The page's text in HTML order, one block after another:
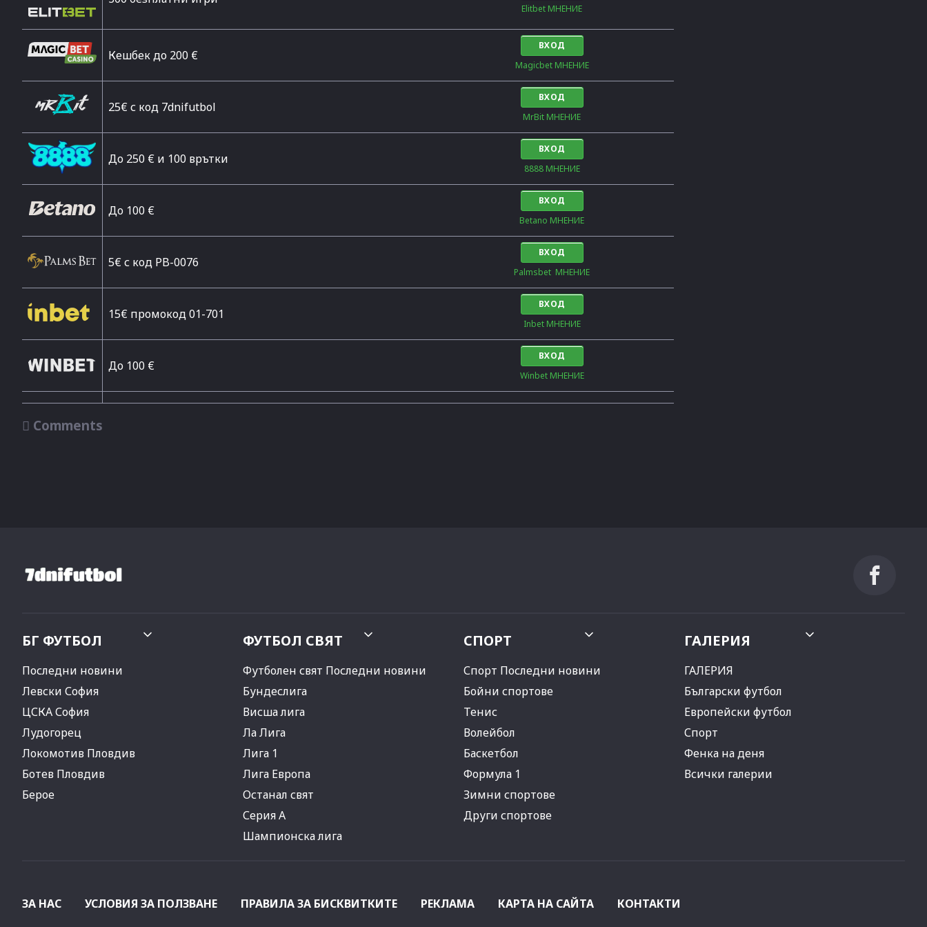
Elitbet МНЕНИЕ
Кешбек до 200 €
ВХОД
Magicbet МНЕНИЕ
25€ с код 7dnifutbol
ВХОД
MrBit МНЕНИЕ
До 250 € и 100 врътки
ВХОД
8888 МНЕНИЕ
Дo 100 €
ВХОД
Betano МНЕНИЕ
5€ с код PB-0076
ВХОД
Palmsbet  МНЕНИЕ
15€ промокод 01-701
ВХОД
Inbet МНЕНИЕ
До 100 €
ВХОД
Winbet МНЕНИЕ
 Comments
БГ ФУТБОЛ
Последни новини
Левски София
ЦСКА София
Лудогорец
Локомотив Пловдив
Ботев Пловдив
Берое
ФУТБОЛ СВЯТ
Футболен свят Последни новини
Бундеслига
Висша лига
Ла Лига
Лига 1
Лига Европа
Останал свят
Серия А
Шампионска лига
СПОРТ
Спорт Последни новини
Бойни спортове
Тенис
Волейбол
Баскетбол
Формула 1
Зимни спортове
Други спортове
ГАЛЕРИЯ
ГАЛЕРИЯ
Български футбол
Европейски футбол
Спорт
Фенка на деня
Всички галерии
ЗА НАС УСЛОВИЯ ЗА ПОЛЗВАНЕ ПРАВИЛА ЗА БИСКВИТКИТЕ РЕКЛАМА КАРТА НА САЙТА КОНТАКТИ